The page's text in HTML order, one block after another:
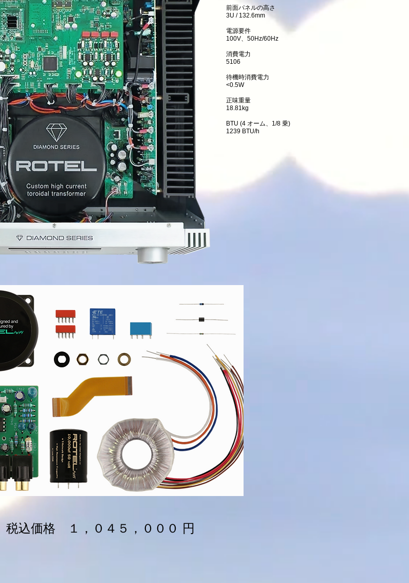
前面パネルの高さ
3U / 132.6mm
電源要件
100V、50Hz/60Hz
消費電力
5106
待機時消費電力
<0.5W
正味重量
18.81kg
BTU (4 オーム、1/8 乗)
1239 BTU/h
​ 税込価格 １，０４５，０００ 円